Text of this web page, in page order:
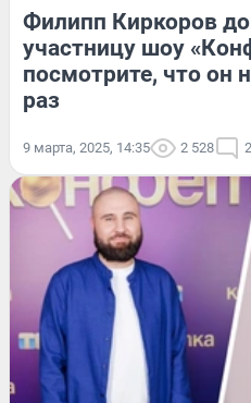
Филипп Киркоров
участницу шоу
посмотрите, что он
раз
9 марта, 2025, 14:35 2 528 2